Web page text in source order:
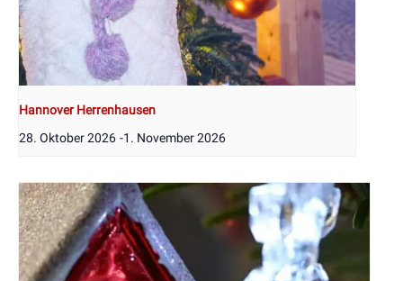
Hannover Herrenhausen
28. Oktober 2026 -1. November 2026